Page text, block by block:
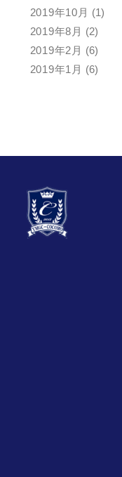
2019年10月 (1)
2019年8月 (2)
2019年2月 (6)
2019年1月 (6)